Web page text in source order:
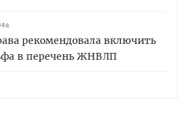
рекомендовала включить
в перечень ЖНВЛП